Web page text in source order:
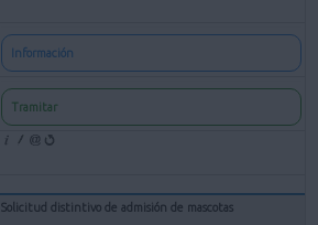
Información
Tramitar
Solicitud distintivo de admisión de mascotas